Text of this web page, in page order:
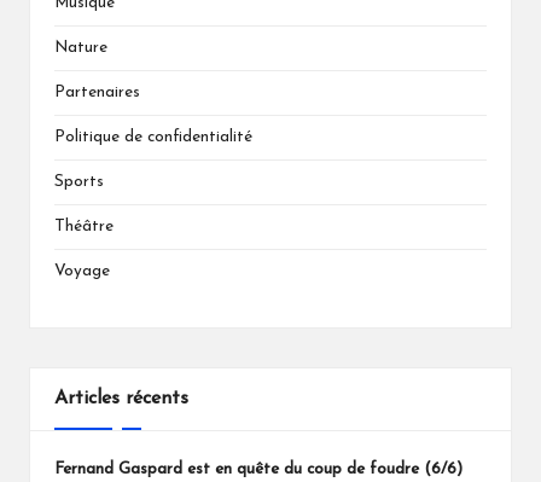
Nature
Partenaires
Politique de confidentialité
Sports
Théâtre
Voyage
Articles récents
Fernand Gaspard est en quête du coup de foudre (6/6)